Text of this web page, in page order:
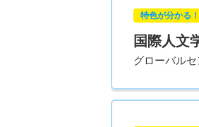
特色が分かる！
国際人文
グローバル